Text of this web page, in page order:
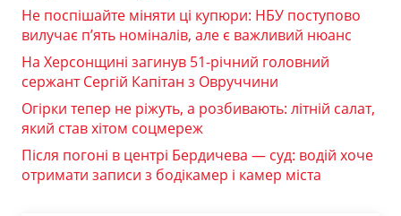
Не поспішайте міняти ці купюри: НБУ поступово
вилучає п’ять номіналів, але є важливий нюанс
На Херсонщині загинув 51-річний головний
сержант Сергій Капітан з Овруччини
Огірки тепер не ріжуть, а розбивають: літній салат,
який став хітом соцмереж
Після погоні в центрі Бердичева — суд: водій хоче
отримати записи з бодікамер і камер міста